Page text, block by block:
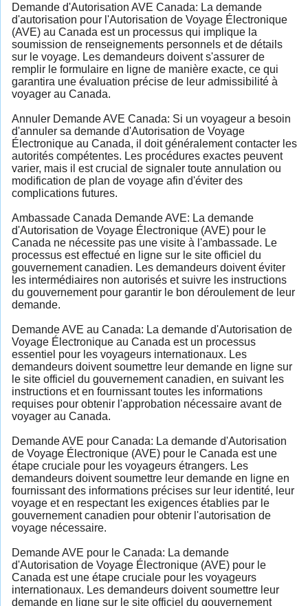
Demande d'Autorisation AVE Canada: La demande
d'autorisation pour l'Autorisation de Voyage Électronique
(AVE) au Canada est un processus qui implique la
soumission de renseignements personnels et de détails
sur le voyage. Les demandeurs doivent s'assurer de
remplir le formulaire en ligne de manière exacte, ce qui
garantira une évaluation précise de leur admissibilité à
voyager au Canada.
Annuler Demande AVE Canada: Si un voyageur a besoin
d'annuler sa demande d'Autorisation de Voyage
Électronique au Canada, il doit généralement contacter les
autorités compétentes. Les procédures exactes peuvent
varier, mais il est crucial de signaler toute annulation ou
modification de plan de voyage afin d'éviter des
complications futures.
Ambassade Canada Demande AVE: La demande
d'Autorisation de Voyage Électronique (AVE) pour le
Canada ne nécessite pas une visite à l'ambassade. Le
processus est effectué en ligne sur le site officiel du
gouvernement canadien. Les demandeurs doivent éviter
les intermédiaires non autorisés et suivre les instructions
du gouvernement pour garantir le bon déroulement de leur
demande.
Demande AVE au Canada: La demande d'Autorisation de
Voyage Électronique au Canada est un processus
essentiel pour les voyageurs internationaux. Les
demandeurs doivent soumettre leur demande en ligne sur
le site officiel du gouvernement canadien, en suivant les
instructions et en fournissant toutes les informations
requises pour obtenir l'approbation nécessaire avant de
voyager au Canada.
Demande AVE pour Canada: La demande d'Autorisation
de Voyage Électronique (AVE) pour le Canada est une
étape cruciale pour les voyageurs étrangers. Les
demandeurs doivent soumettre leur demande en ligne en
fournissant des informations précises sur leur identité, leur
voyage et en respectant les exigences établies par le
gouvernement canadien pour obtenir l'autorisation de
voyage nécessaire.
Demande AVE pour le Canada: La demande
d'Autorisation de Voyage Électronique (AVE) pour le
Canada est une étape cruciale pour les voyageurs
internationaux. Les demandeurs doivent soumettre leur
demande en ligne sur le site officiel du gouvernement